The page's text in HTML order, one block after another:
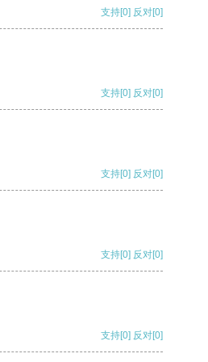
支持[0] 反对[0]
支持[0] 反对[0]
支持[0] 反对[0]
支持[0] 反对[0]
支持[0] 反对[0]